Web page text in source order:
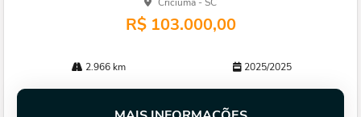
R$ 103.000,00
2.966 km 2025/2025